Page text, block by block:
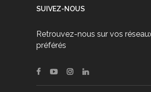
SUIVEZ-NOUS
Retrouvez-nous sur vos
préférés